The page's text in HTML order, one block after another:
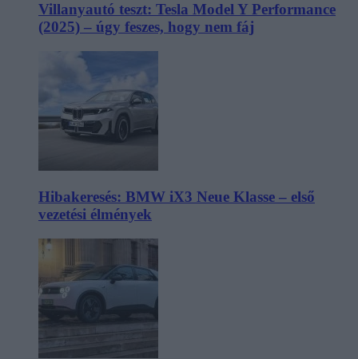
Villanyautó teszt: Tesla Model Y Performance
(2025) – úgy feszes, hogy nem fáj
Hibakeresés: BMW iX3 Neue Klasse – első
vezetési élmények